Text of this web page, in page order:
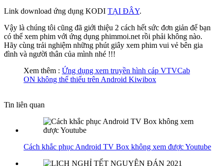
Link download ứng dụng KODI TẠI ĐÂY.
Vậy là chúng tôi cũng đã giới thiệu 2 cách hết sức đơn giản để bạn
có thể xem phim với ứng dụng phimmoi.net rồi phải không nào.
Hãy cùng trải nghiệm những phút giây xem phim vui vẻ bên gia
đình và người thân của mình nhé !!!
Xem thêm : Ứng dụng xem truyền hình cáp VTVCab
ON không thể thiếu trên Android Kiwibox
Tin liên quan
Cách khắc phục Android TV Box không xem được Youtube